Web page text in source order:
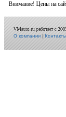
Внимание! Цены на
VMauto.ru работает с
О компании|Контакты